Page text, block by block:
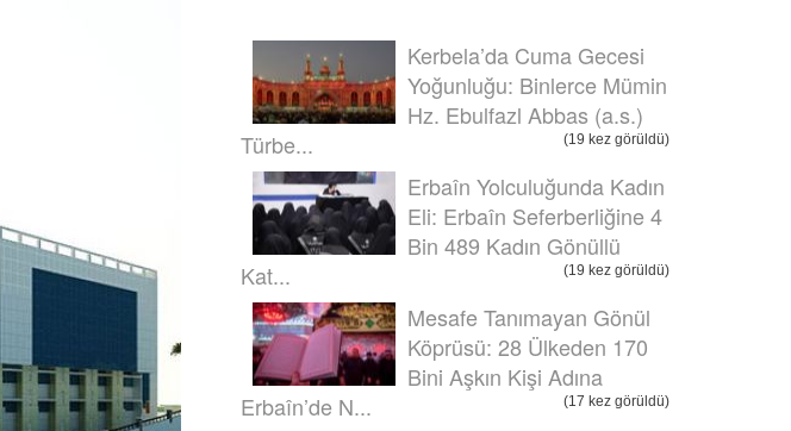
Kerbela’da Cuma Gecesi
Yoğunluğu: Binlerce Mümin
Hz. Ebulfazl Abbas (a.s.)
Türbe...
(19 kez görüldü)
Erbaîn Yolculuğunda Kadın
Eli: Erbaîn Seferberliğine 4
Bin 489 Kadın Gönüllü
Kat...
(19 kez görüldü)
Mesafe Tanımayan Gönül
Köprüsü: 28 Ülkeden 170
Bini Aşkın Kişi Adına
Erbaîn’de N...
(17 kez görüldü)